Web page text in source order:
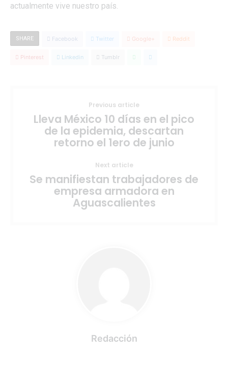
actualmente vive nuestro país.
SHARE Facebook Twitter Google+ Reddit
Pinterest Linkedin Tumblr
Previous article
Lleva México 10 días en el pico
de la epidemia, descartan
retorno el 1ero de junio
Next article
Se manifiestan trabajadores de
empresa armadora en
Aguascalientes
Redacción